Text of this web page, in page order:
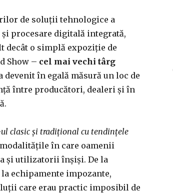
de soluții tehnologice a
procesare digitală integrată,
o simplă expoziție de
Show – cel mai vechi târg
devenit în egală măsură un loc de
între producători, dealeri și în
clasic și tradițional cu tendințele
în care oamenii
și utilizatorii înșiși. De la
echipamente impozante,
care erau practic imposibil de